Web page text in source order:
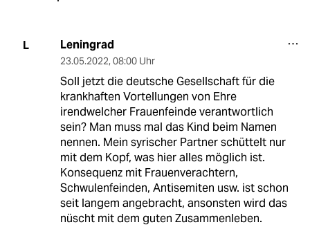
L Leningrad
23.05.2022, 08:00 Uhr
Soll jetzt die deutsche Gesellschaft für die
krankhaften Vortellungen von Ehre
irendwelcher Frauenfeinde verantwortlich
sein? Man muss mal das Kind beim Namen
nennen. Mein syrischer Partner schüttelt nur
mit dem Kopf, was hier alles möglich ist.
Konsequenz mit Frauenverachtern,
Schwulenfeinden, Antisemiten usw. ist schon
seit langem angebracht, ansonsten wird das
nüscht mit dem guten Zusammenleben.